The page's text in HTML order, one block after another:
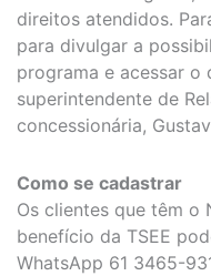
direitos atendidos.
para divulgar a
programa e acessar o
superintendente de
concessionária,
Como se cadastrar
Os clientes que têm o
benefício da TSEE
WhatsApp 61 3465-